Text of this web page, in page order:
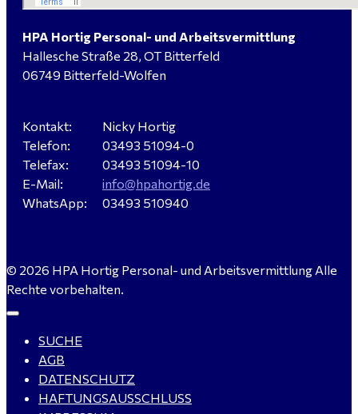
HPA Hortig Personal- und Arbeitsvermittlung
Hallesche Straße 28, OT Bitterfeld
06749 Bitterfeld-Wolfen
Kontakt:
Telefon:
Telefax:
E-Mail:
WhatsApp:
Nicky Hortig
03493 51094-0
03493 51094-10
info@hpahortig.de
03493 510940
© 2026 HPA Hortig Personal- und Arbeitsvermittlung Alle
Rechte vorbehalten.
SUCHE
AGB
DATENSCHUTZ
HAFTUNGSAUSSCHLUSS